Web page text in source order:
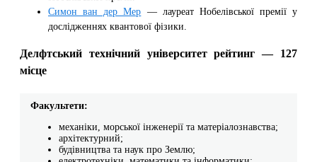
Симон ван дер Мер — лауреат Нобелівської премії у
дослідженнях квантової фізики.
Делфтський технічний університет рейтинг — 127
місце
Факультети:
механіки, морської інженерії та матеріалознавства;
архітектурний;
будівництва та наук про Землю;